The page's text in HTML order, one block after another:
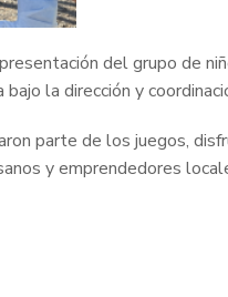
del grupo de
la dirección y
parte de los juegos,
y emprendedores